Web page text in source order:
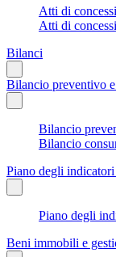
Atti di
Atti di
Bilanci
Bilancio preventivo
Bilancio
Bilancio
Piano degli
Piano degli
Beni immobili e